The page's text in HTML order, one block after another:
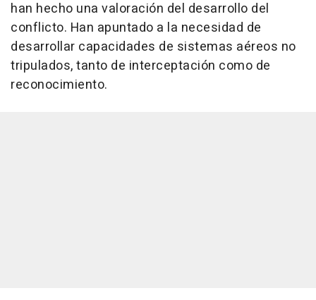
han hecho una valoración del desarrollo del
conflicto. Han apuntado a la necesidad de
desarrollar capacidades de sistemas aéreos no
tripulados, tanto de interceptación como de
reconocimiento.